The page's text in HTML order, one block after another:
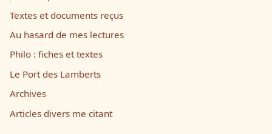
Textes et documents reçus
Au hasard de mes lectures
Philo : fiches et textes
Le Port des Lamberts
Archives
Articles divers me citant